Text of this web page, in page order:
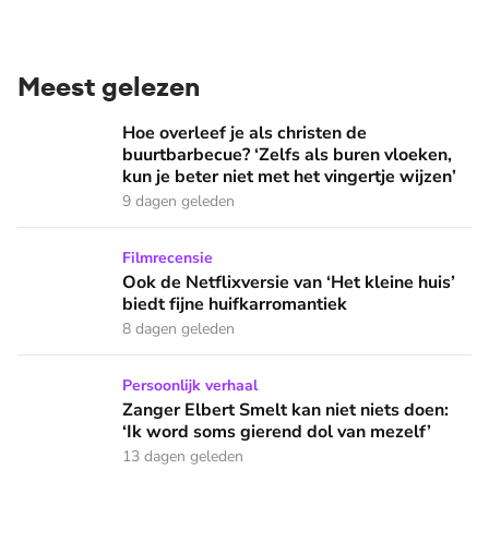
Meest gelezen
Hoe overleef je als christen de buurtbarbecue? ‘Zelfs als
Hoe overleef je als christen de
buurtbarbecue? ‘Zelfs als buren vloeken,
kun je beter niet met het vingertje wijzen’
9 dagen geleden
Ook de Netflixversie van ‘Het kleine huis’ biedt fijne
Filmrecensie
Ook de Netflixversie van ‘Het kleine huis’
biedt fijne huifkarromantiek
8 dagen geleden
Zanger Elbert Smelt kan niet niets doen: ‘Ik word soms
Persoonlijk verhaal
Zanger Elbert Smelt kan niet niets doen:
‘Ik word soms gierend dol van mezelf’
13 dagen geleden